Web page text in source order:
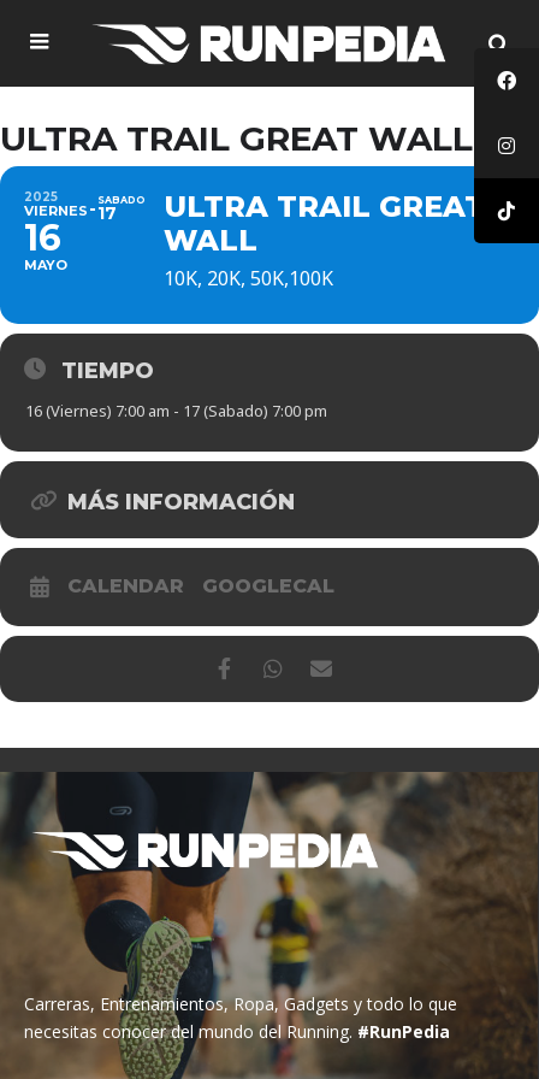
ULTRA TRAIL GREAT WALL
2025
VIERNES
16
MAYO
SABADO
17
ULTRA TRAIL GREAT
WALL
10K, 20K, 50K,100K
TIEMPO
16 (Viernes) 7:00 am - 17 (Sabado) 7:00 pm
MÁS INFORMACIÓN
CALENDAR GOOGLECAL
Carreras, Entrenamientos, Ropa, Gadgets y todo lo que
necesitas conocer del mundo del Running. #RunPedia